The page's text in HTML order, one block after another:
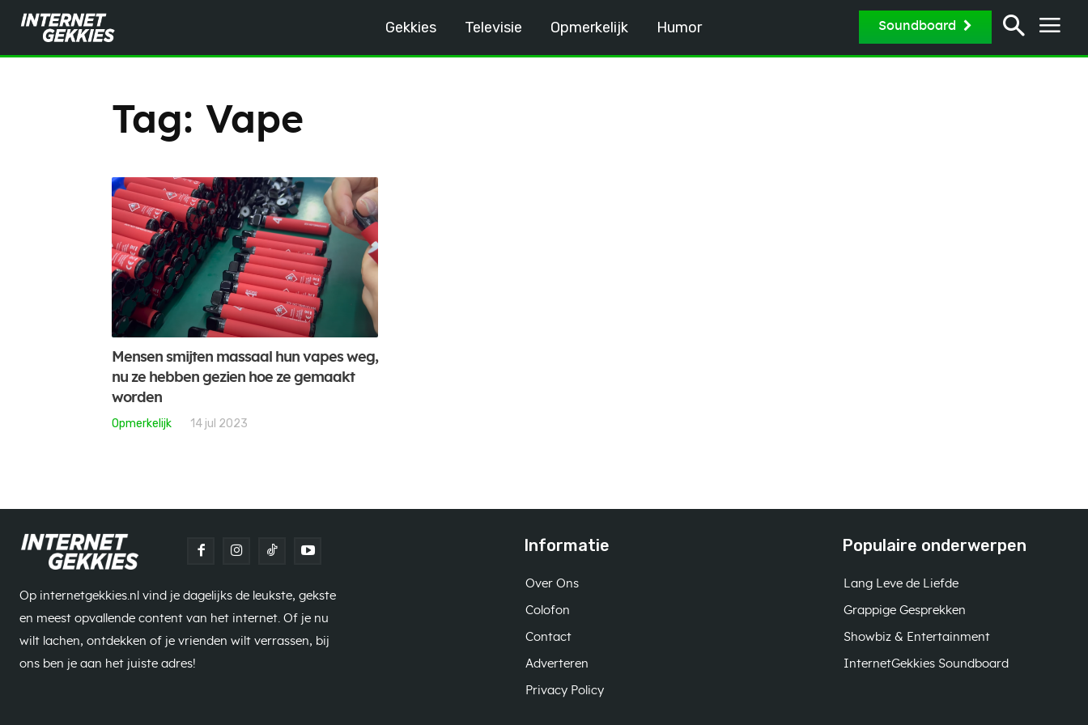
Gekkies Televisie Opmerkelijk Humor Soundboard
Tag: Vape
Mensen smijten massaal hun vapes weg,
nu ze hebben gezien hoe ze gemaakt
worden
Opmerkelijk 14 jul 2023
Op internetgekkies.nl vind je dagelijks de leukste, gekste
en meest opvallende content van het internet. Of je nu
wilt lachen, ontdekken of je vrienden wilt verrassen, bij
ons ben je aan het juiste adres!
Informatie
Over Ons
Colofon
Contact
Adverteren
Privacy Policy
Populaire onderwerpen
Lang Leve de Liefde
Grappige Gesprekken
Showbiz & Entertainment
InternetGekkies Soundboard